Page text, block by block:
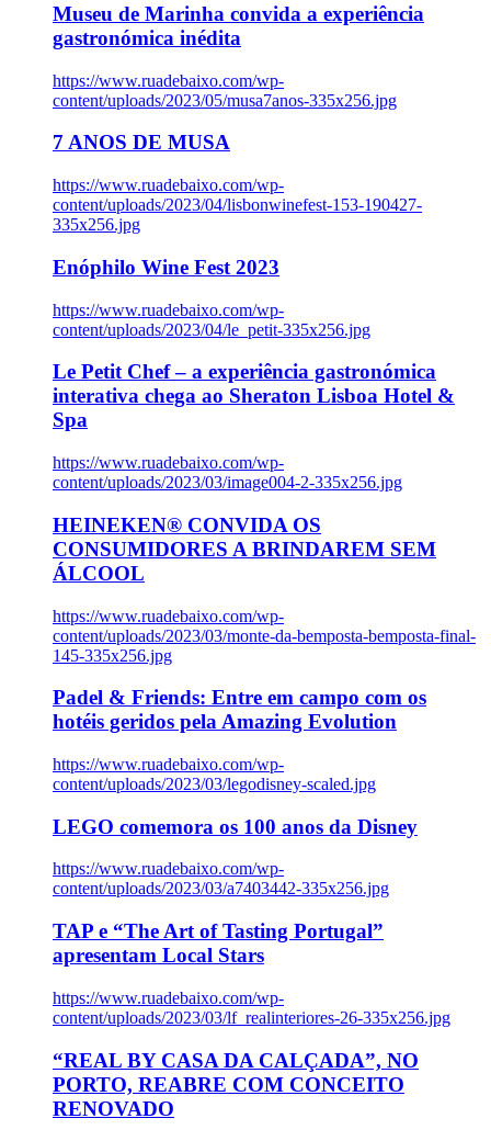
Museu de Marinha convida a experiência
gastronómica inédita
https://www.ruadebaixo.com/wp-
content/uploads/2023/05/musa7anos-335x256.jpg
7 ANOS DE MUSA
https://www.ruadebaixo.com/wp-
content/uploads/2023/04/lisbonwinefest-153-190427-
335x256.jpg
Enóphilo Wine Fest 2023
https://www.ruadebaixo.com/wp-
content/uploads/2023/04/le_petit-335x256.jpg
Le Petit Chef – a experiência gastronómica
interativa chega ao Sheraton Lisboa Hotel &
Spa
https://www.ruadebaixo.com/wp-
content/uploads/2023/03/image004-2-335x256.jpg
HEINEKEN® CONVIDA OS
CONSUMIDORES A BRINDAREM SEM
ÁLCOOL
https://www.ruadebaixo.com/wp-
content/uploads/2023/03/monte-da-bemposta-bemposta-final-
145-335x256.jpg
Padel & Friends: Entre em campo com os
hotéis geridos pela Amazing Evolution
https://www.ruadebaixo.com/wp-
content/uploads/2023/03/legodisney-scaled.jpg
LEGO comemora os 100 anos da Disney
https://www.ruadebaixo.com/wp-
content/uploads/2023/03/a7403442-335x256.jpg
TAP e “The Art of Tasting Portugal”
apresentam Local Stars
https://www.ruadebaixo.com/wp-
content/uploads/2023/03/lf_realinteriores-26-335x256.jpg
“REAL BY CASA DA CALÇADA”, NO
PORTO, REABRE COM CONCEITO
RENOVADO